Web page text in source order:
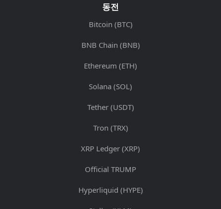
동전
Bitcoin (BTC)
BNB Chain (BNB)
Ethereum (ETH)
Solana (SOL)
Tether (USDT)
Tron (TRX)
XRP Ledger (XRP)
Official TRUMP
Hyperliquid (HYPE)